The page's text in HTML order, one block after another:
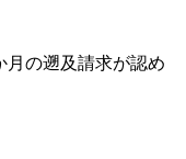
月の遡及請求が認め